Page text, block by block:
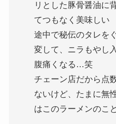
リとした豚骨醤油に
てつもなく美味しい
途中で秘伝のタレを
変して、ニラもやし
腹痛くなる…笑
チェーン店だから点
ないけど、たまに無
はこのラーメンのこ